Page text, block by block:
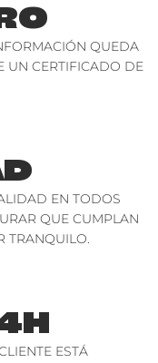
QUEDA
UN CERTIFICADO DE
EN TODOS
QUE CUMPLAN
TRANQUILO.
ESTÁ